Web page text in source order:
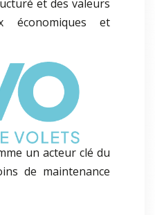
et des valeurs
économiques et
un acteur clé du
de maintenance